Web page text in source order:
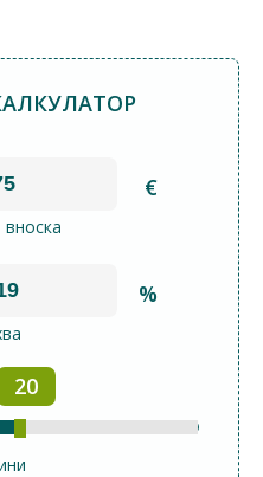
€
%
20